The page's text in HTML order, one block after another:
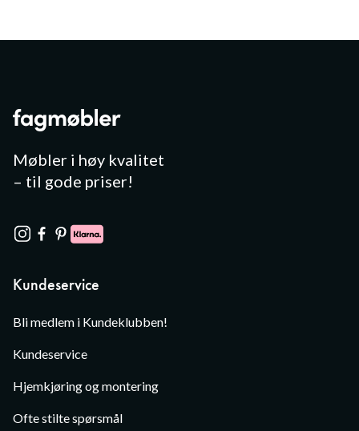
Møbler i høy kvalitet
– til gode priser!
Kundeservice
Bli medlem i Kundeklubben!
Kundeservice
Hjemkjøring og montering
Ofte stilte spørsmål